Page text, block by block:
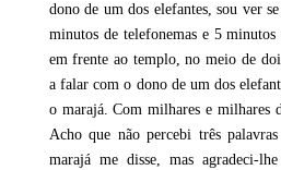
dono de um dos elefantes, sou ver
minutos de telefonemas e 5 minutos
em frente ao templo, no meio de
a falar com o dono de um dos
o marajá. Com milhares e milhares
Acho que não percebi três
marajá me disse, mas agradeci-